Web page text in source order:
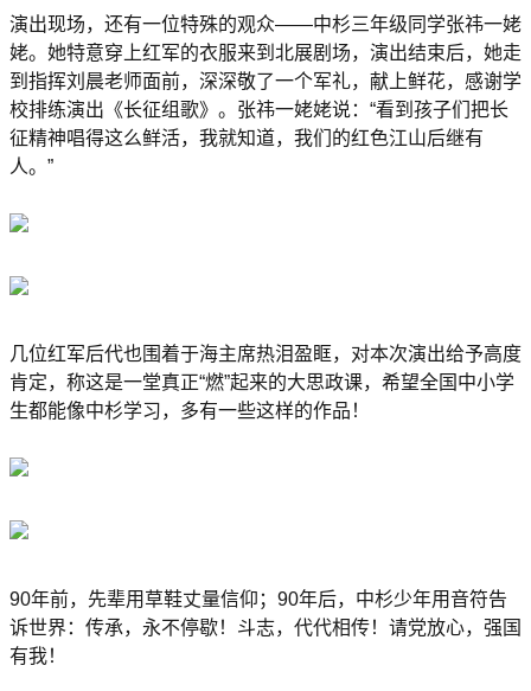
演出现场，还有一位特殊的观众——中杉三年级同学张祎一姥
姥。她特意穿上红军的衣服来到北展剧场，演出结束后，她走
到指挥刘晨老师面前，深深敬了一个军礼，献上鲜花，感谢学
校排练演出《长征组歌》。张祎一姥姥说：“看到孩子们把长
征精神唱得这么鲜活，我就知道，我们的红色江山后继有
人。”
几位红军后代也围着于海主席热泪盈眶，对本次演出给予高度
肯定，称这是一堂真正“燃”起来的大思政课，希望全国中小学
生都能像中杉学习，多有一些这样的作品！
90年前，先辈用草鞋丈量信仰；90年后，中杉少年用音符告
诉世界：传承，永不停歇！斗志，代代相传！请党放心，强国
有我！